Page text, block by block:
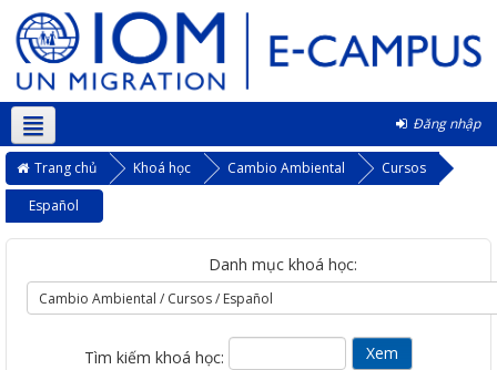
Đăng nhập
Vietnamese ‎(vi)‎
Trang chủ Khoá học Cambio Ambiental
Cursos
Español
Danh mục khoá học:
Tìm kiếm khoá học: